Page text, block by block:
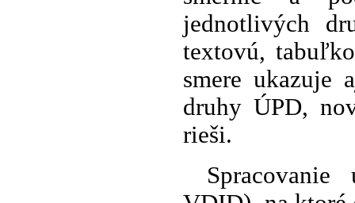
jednotlivých
textovú,
smere ukazuje
druhy ÚPD,
rieši.